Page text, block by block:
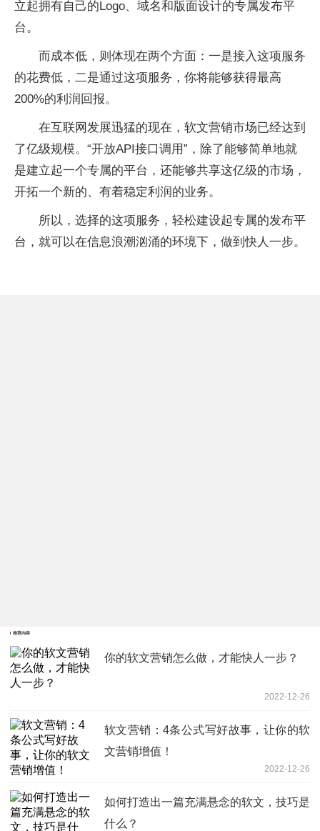
立起拥有自己的Logo、域名和版面设计的专属发布平
台。
而成本低，则体现在两个方面：一是接入这项服务
的花费低，二是通过这项服务，你将能够获得最高
200%的利润回报。
在互联网发展迅猛的现在，软文营销市场已经达到
了亿级规模。“开放API接口调用”，除了能够简单地就
是建立起一个专属的平台，还能够共享这亿级的市场，
开拓一个新的、有着稳定利润的业务。
所以，选择的这项服务，轻松建设起专属的发布平
台，就可以在信息浪潮汹涌的环境下，做到快人一步。
推荐内容
你的软文营销怎么做，才能快人一步？
2022-12-26
软文营销：4条公式写好故事，让你的软
文营销增值！
2022-12-26
如何打造出一篇充满悬念的软文，技巧是
什么？